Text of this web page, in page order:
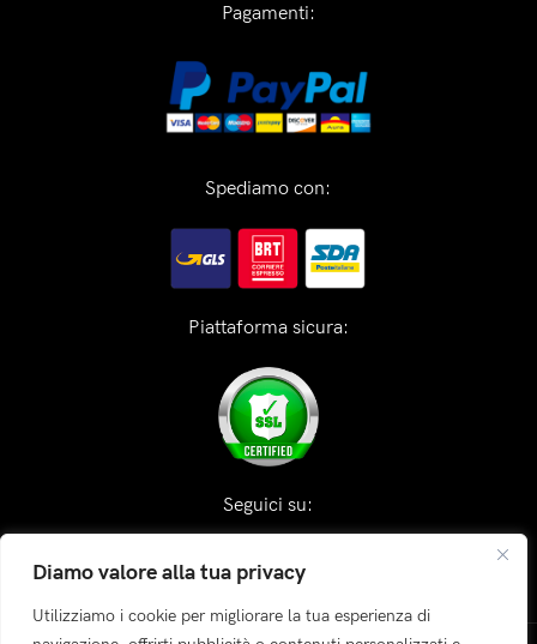
Diamo valore alla tua privacy
Utilizziamo i cookie per migliorare la tua esperienza di
Pagamenti:
Spediamo con:
Piattaforma sicura:
Seguici su: